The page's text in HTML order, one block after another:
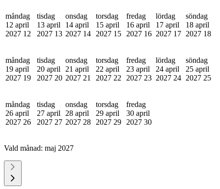
måndag
12 april
2027 12
tisdag
13 april
2027 13
onsdag
14 april
2027 14
torsdag
15 april
2027 15
fredag
16 april
2027 16
lördag
17 april
2027 17
söndag
18 april
2027 18
måndag
19 april
2027 19
tisdag
20 april
2027 20
onsdag
21 april
2027 21
torsdag
22 april
2027 22
fredag
23 april
2027 23
lördag
24 april
2027 24
söndag
25 april
2027 25
måndag
26 april
2027 26
tisdag
27 april
2027 27
onsdag
28 april
2027 28
torsdag
29 april
2027 29
fredag
30 april
2027 30
Vald månad: maj 2027